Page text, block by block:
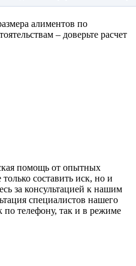
алиментов по
– доверьте расчет
помощь от опытных
составить иск, но и
за консультацией к нашим
специалистов нашего
по телефону, так и в режиме